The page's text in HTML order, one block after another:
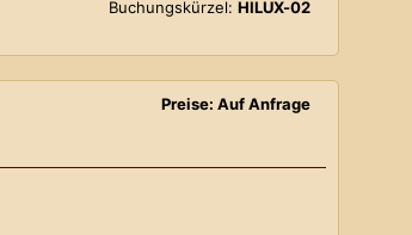
Buchungskürzel: HILUX-02
Preise: Auf Anfrage